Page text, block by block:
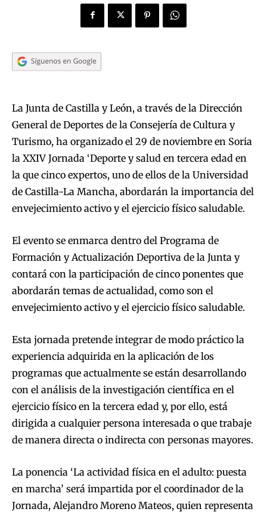
La Junta de Castilla y León, a través de la Dirección
General de Deportes de la Consejería de Cultura y
Turismo, ha organizado el 29 de noviembre en Soria
la XXIV Jornada ‘Deporte y salud en tercera edad en
la que cinco expertos, uno de ellos de la Universidad
de Castilla-La Mancha, abordarán la importancia del
envejecimiento activo y el ejercicio físico saludable.
El evento se enmarca dentro del Programa de
Formación y Actualización Deportiva de la Junta y
contará con la participación de cinco ponentes que
abordarán temas de actualidad, como son el
envejecimiento activo y el ejercicio físico saludable.
Esta jornada pretende integrar de modo práctico la
experiencia adquirida en la aplicación de los
programas que actualmente se están desarrollando
con el análisis de la investigación científica en el
ejercicio físico en la tercera edad y, por ello, está
dirigida a cualquier persona interesada o que trabaje
de manera directa o indirecta con personas mayores.
La ponencia ‘La actividad física en el adulto: puesta
en marcha’ será impartida por el coordinador de la
Jornada, Alejandro Moreno Mateos, quien representa